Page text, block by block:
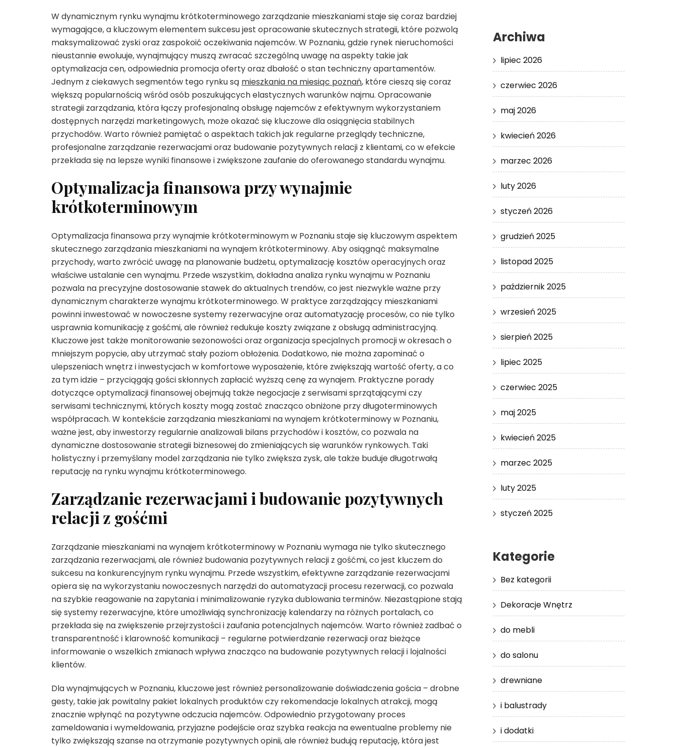
W dynamicznym rynku wynajmu krótkoterminowego zarządzanie mieszkaniami staje się coraz bardziej
wymagające, a kluczowym elementem sukcesu jest opracowanie skutecznych strategii, które pozwolą
maksymalizować zyski oraz zaspokoić oczekiwania najemców. W Poznaniu, gdzie rynek nieruchomości
nieustannie ewoluuje, wynajmujący muszą zwracać szczególną uwagę na aspekty takie jak
optymalizacja cen, odpowiednia promocja oferty oraz dbałość o stan techniczny apartamentów.
Jednym z ciekawych segmentów tego rynku są mieszkania na miesiąc poznań, które cieszą się coraz
większą popularnością wśród osób poszukujących elastycznych warunków najmu. Opracowanie
strategii zarządzania, która łączy profesjonalną obsługę najemców z efektywnym wykorzystaniem
dostępnych narzędzi marketingowych, może okazać się kluczowe dla osiągnięcia stabilnych
przychodów. Warto również pamiętać o aspektach takich jak regularne przeglądy techniczne,
profesjonalne zarządzanie rezerwacjami oraz budowanie pozytywnych relacji z klientami, co w efekcie
przekłada się na lepsze wyniki finansowe i zwiększone zaufanie do oferowanego standardu wynajmu.
Optymalizacja finansowa przy wynajmie
krótkoterminowym
Optymalizacja finansowa przy wynajmie krótkoterminowym w Poznaniu staje się kluczowym aspektem
skutecznego zarządzania mieszkaniami na wynajem krótkoterminowy. Aby osiągnąć maksymalne
przychody, warto zwrócić uwagę na planowanie budżetu, optymalizację kosztów operacyjnych oraz
właściwe ustalanie cen wynajmu. Przede wszystkim, dokładna analiza rynku wynajmu w Poznaniu
pozwala na precyzyjne dostosowanie stawek do aktualnych trendów, co jest niezwykle ważne przy
dynamicznym charakterze wynajmu krótkoterminowego. W praktyce zarządzający mieszkaniami
powinni inwestować w nowoczesne systemy rezerwacyjne oraz automatyzację procesów, co nie tylko
usprawnia komunikację z gośćmi, ale również redukuje koszty związane z obsługą administracyjną.
Kluczowe jest także monitorowanie sezonowości oraz organizacja specjalnych promocji w okresach o
mniejszym popycie, aby utrzymać stały poziom obłożenia. Dodatkowo, nie można zapominać o
ulepszeniach wnętrz i inwestycjach w komfortowe wyposażenie, które zwiększają wartość oferty, a co
za tym idzie – przyciągają gości skłonnych zapłacić wyższą cenę za wynajem. Praktyczne porady
dotyczące optymalizacji finansowej obejmują także negocjacje z serwisami sprzątającymi czy
serwisami technicznymi, których koszty mogą zostać znacząco obniżone przy długoterminowych
współpracach. W kontekście zarządzania mieszkaniami na wynajem krótkoterminowy w Poznaniu,
ważne jest, aby inwestorzy regularnie analizowali bilans przychodów i kosztów, co pozwala na
dynamiczne dostosowanie strategii biznesowej do zmieniających się warunków rynkowych. Taki
holistyczny i przemyślany model zarządzania nie tylko zwiększa zysk, ale także buduje długotrwałą
reputację na rynku wynajmu krótkoterminowego.
Zarządzanie rezerwacjami i budowanie pozytywnych
relacji z gośćmi
Zarządzanie mieszkaniami na wynajem krótkoterminowy w Poznaniu wymaga nie tylko skutecznego
zarządzania rezerwacjami, ale również budowania pozytywnych relacji z gośćmi, co jest kluczem do
sukcesu na konkurencyjnym rynku wynajmu. Przede wszystkim, efektywne zarządzanie rezerwacjami
opiera się na wykorzystaniu nowoczesnych narzędzi do automatyzacji procesu rezerwacji, co pozwala
na szybkie reagowanie na zapytania i minimalizowanie ryzyka dublowania terminów. Niezastąpione stają
się systemy rezerwacyjne, które umożliwiają synchronizację kalendarzy na różnych portalach, co
przekłada się na zwiększenie przejrzystości i zaufania potencjalnych najemców. Warto również zadbać o
transparentność i klarowność komunikacji – regularne potwierdzanie rezerwacji oraz bieżące
informowanie o wszelkich zmianach wpływa znacząco na budowanie pozytywnych relacji i lojalności
klientów.
Dla wynajmujących w Poznaniu, kluczowe jest również personalizowanie doświadczenia gościa – drobne
gesty, takie jak powitalny pakiet lokalnych produktów czy rekomendacje lokalnych atrakcji, mogą
znacznie wpłynąć na pozytywne odczucia najemców. Odpowiednio przygotowany proces
zameldowania i wymeldowania, przyjazne podejście oraz szybka reakcja na ewentualne problemy nie
tylko zwiększają szanse na otrzymanie pozytywnych opinii, ale również budują reputację, która jest
Archiwa
lipiec 2026
czerwiec 2026
maj 2026
kwiecień 2026
marzec 2026
luty 2026
styczeń 2026
grudzień 2025
listopad 2025
październik 2025
wrzesień 2025
sierpień 2025
lipiec 2025
czerwiec 2025
maj 2025
kwiecień 2025
marzec 2025
luty 2025
styczeń 2025
Kategorie
Bez kategorii
Dekoracje Wnętrz
do mebli
do salonu
drewniane
i balustrady
i dodatki